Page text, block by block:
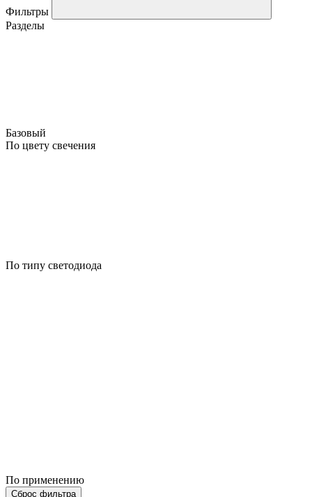
Фильтры
Разделы
Базовый
По цвету свечения
По типу светодиода
По применению
Сброс фильтра